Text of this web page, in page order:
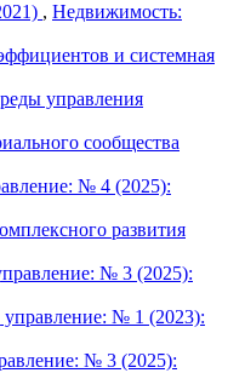
, Недвижимость:
и системная
управления
сообщества
№ 4 (2025):
развития
№ 3 (2025):
№ 1 (2023):
№ 3 (2025):